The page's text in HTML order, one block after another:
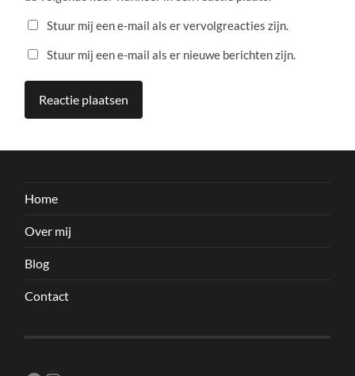
Stuur mij een e-mail als er vervolgreacties zijn.
Stuur mij een e-mail als er nieuwe berichten zijn.
Home
Over mij
Blog
Contact